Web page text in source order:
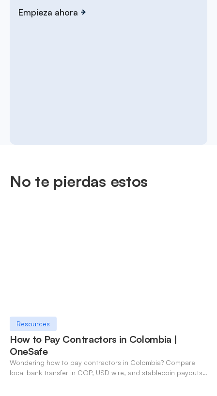
Empieza ahora
No te pierdas estos
Resources
How to Pay Contractors in Colombia |
OneSafe
Wondering how to pay contractors in Colombia? Compare
local bank transfer in COP, USD wire, and stablecoin payouts.